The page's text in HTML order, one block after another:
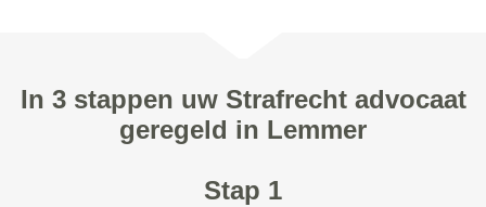
In 3 stappen uw Strafrecht advocaat
geregeld in Lemmer
Stap 1